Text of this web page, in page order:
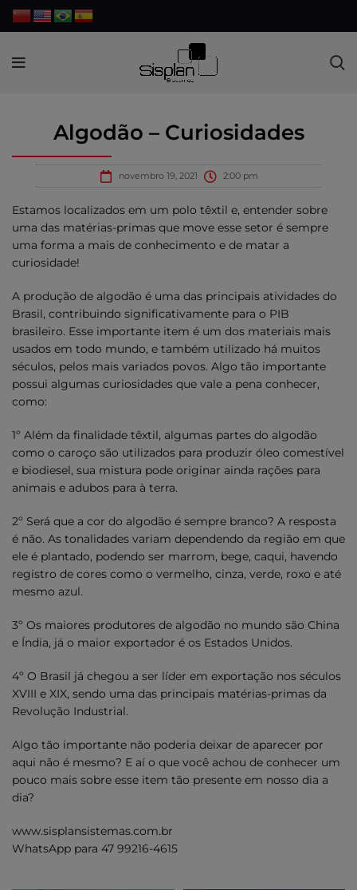
Algodão – Curiosidades
novembro 19, 2021 2:00 pm
Estamos localizados em um polo têxtil e, entender sobre
uma das matérias-primas que move esse setor é sempre
uma forma a mais de conhecimento e de matar a
curiosidade!
A produção de algodão é uma das principais atividades do
Brasil, contribuindo significativamente para o PIB
brasileiro. Esse importante item é um dos materiais mais
usados em todo mundo, e também utilizado há muitos
séculos, pelos mais variados povos. Algo tão importante
possui algumas curiosidades que vale a pena conhecer,
como:
1º Além da finalidade têxtil, algumas partes do algodão
como o caroço são utilizados para produzir óleo comestível
e biodiesel, sua mistura pode originar ainda rações para
animais e adubos para à terra.
2º Será que a cor do algodão é sempre branco? A resposta
é não. As tonalidades variam dependendo da região em que
ele é plantado, podendo ser marrom, bege, caqui, havendo
registro de cores como o vermelho, cinza, verde, roxo e até
mesmo azul.
3º Os maiores produtores de algodão no mundo são China
e Índia, já o maior exportador é os Estados Unidos.
4º O Brasil já chegou a ser líder em exportação nos séculos
XVIII e XIX, sendo uma das principais matérias-primas da
Revolução Industrial.
Algo tão importante não poderia deixar de aparecer por
aqui não é mesmo? E aí o que você achou de conhecer um
pouco mais sobre esse item tão presente em nosso dia a
dia?
www.sisplansistemas.com.br
WhatsApp para 47 99216-4615